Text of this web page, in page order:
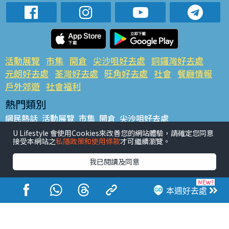
本週好去處
活動展覽 市集 開倉 尖沙咀好去處 銅鑼灣好去處
元朗好去處 荃灣好去處 旺角好去處 社會 餐廳情報
戶外郊遊 社會福利
熱門類別
網民熱話 活動展覽 市集 開倉 尖沙咀好去處
銅鑼灣好去處 元朗好去處 荃灣好去處 旺角好去處 社會
餐廳情報 戶外郊遊
熱門標籤
#UGO搵好去處 #人氣活動推介 #美食社群熱話
#親子玩樂好去處
#ULifestyle應用程式
#限時搶
#UJetso禮物放送
#ULifestyle商戶中心 #著數 #網絡熱話
U Lifestyle 會使用Cookies來改善您的網站體驗，請確定您同意
接受本網站之私隱政策和使用條款才可繼續瀏覽。
我已閱讀及同意